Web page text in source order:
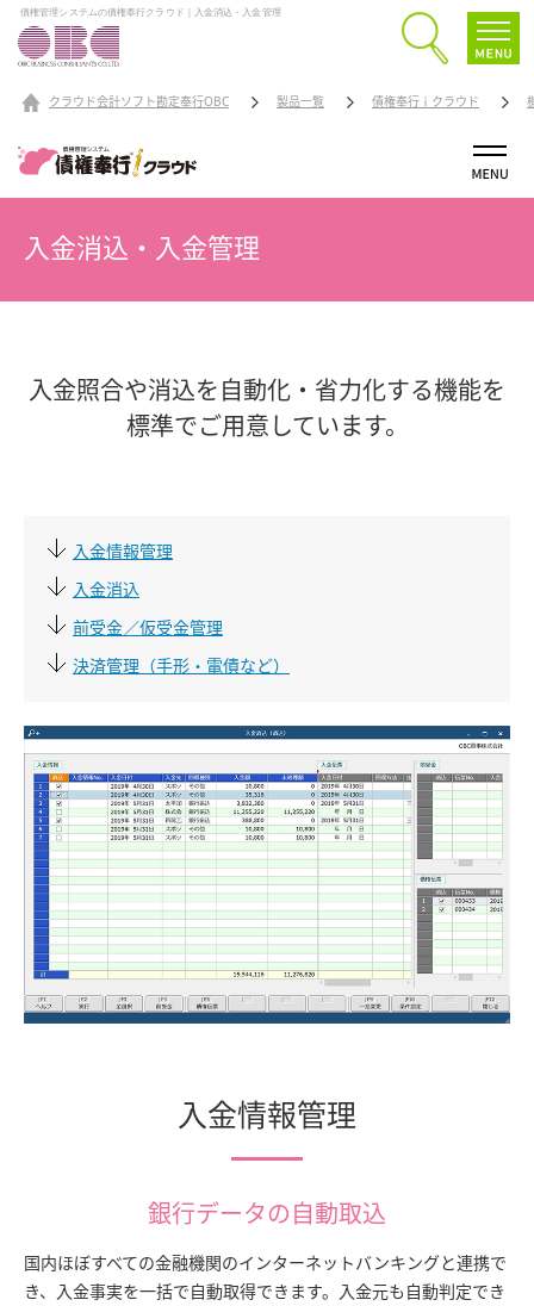
債権管理システムの債権奉行クラウド｜入金消込・入金管理
クラウド会計ソフト勘定奉行OBC 製品一覧 債権奉行ｉクラウド
入金消込・入金管理
入金照合や消込を自動化・省力化する機能を
標準でご用意しています。
入金情報管理
入金消込
前受金／仮受金管理
決済管理（手形・電債など）
入金情報管理
銀行データの自動取込
国内ほぼすべての金融機関のインターネットバンキングと連携で
き、入金事実を一括で自動取得できます。入金元も自動判定でき